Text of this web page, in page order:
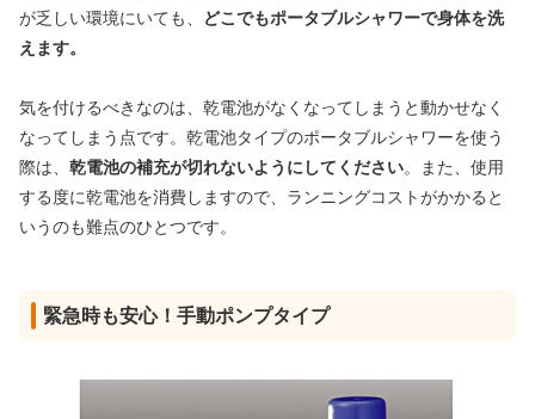
が乏しい環境にいても、
どこでもポータブルシャワーで身体を洗
えます。
気を付けるべきなのは、乾電池がなくなってしまうと動かせなく
なってしまう点です。乾電池タイプのポータブルシャワーを使う
際は、 乾電池の補充が切れないようにしてください。また、使用
する度に乾電池を消費しますので、ランニングコストがかかると
いうのも難点のひとつです。
緊急時も安心！手動ポンプタイプ